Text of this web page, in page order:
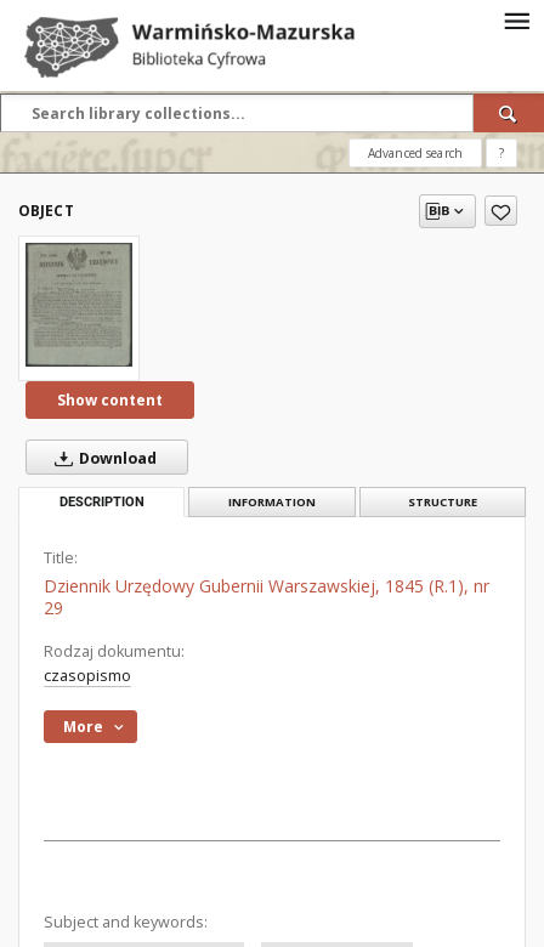
Advanced search ?
OBJECT
Show content
Download
DESCRIPTION INFORMATION STRUCTURE
Title:
Dziennik Urzędowy Gubernii Warszawskiej, 1845 (R.1), nr
29
Rodzaj dokumentu:
czasopismo
More
Subject and keywords: